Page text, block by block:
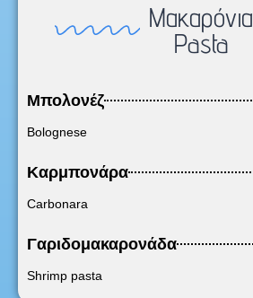
Μακαρόνια
Pasta
Μπολονέζ
Bolognese
Καρμπονάρα
Carbonara
Γαριδομακαρονάδα
Shrimp pasta